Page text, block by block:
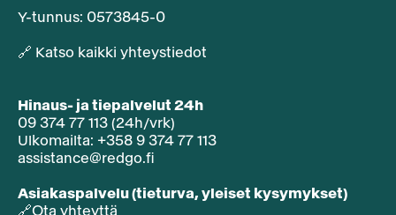
Y-tunnus: 0573845-0​
🔗 Katso kaikki yhteystiedot
Hinaus- ja tiepalvelut 24h
09 374 77 113 (24h/vrk)
Ulkomailta: +358 9 374 77 113
assistance@redgo.fi
Asiakaspalvelu (tieturva, yleiset kysymykset)
🔗Ota yhteyttä